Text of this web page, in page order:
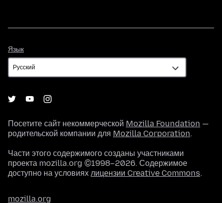
Язык
Посетите сайт некоммерческой Mozilla Foundation —
родительской компании для Mozilla Corporation.
Части этого содержимого созданы участниками
проекта mozilla.org ©1998–2026. Содержимое
доступно на условиях лицензии Creative Commons.
mozilla.org